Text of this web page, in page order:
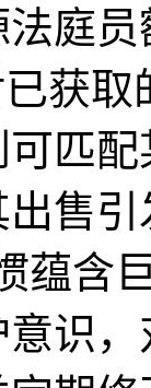
员
获
匹
售
蕴含
识